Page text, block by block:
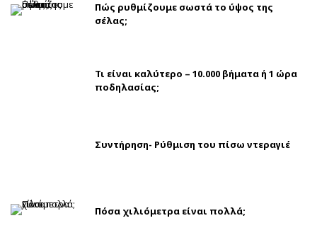
Πώς ρυθμίζουμε σωστά το ύψος της
σέλας;
Τι είναι καλύτερο – 10.000 βήματα ή 1 ώρα
ποδηλασίας;
Συντήρηση- Ρύθμιση του πίσω ντεραγιέ
Πόσα χιλιόμετρα είναι πολλά;